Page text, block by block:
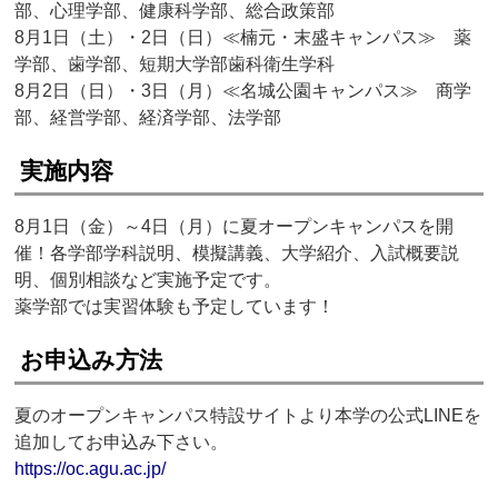
部、心理学部、健康科学部、総合政策部
8月1日（土）・2日（日）≪楠元・末盛キャンパス≫ 薬
学部、歯学部、短期大学部歯科衛生学科
8月2日（日）・3日（月）≪名城公園キャンパス≫ 商学
部、経営学部、経済学部、法学部
実施内容
8月1日（金）～4日（月）に夏オープンキャンパスを開
催！各学部学科説明、模擬講義、大学紹介、入試概要説
明、個別相談など実施予定です。
薬学部では実習体験も予定しています！
お申込み方法
夏のオープンキャンパス特設サイトより本学の公式LINEを
追加してお申込み下さい。
https://oc.agu.ac.jp/